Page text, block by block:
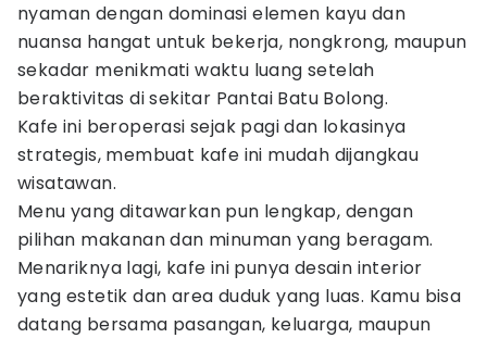
nyaman dengan dominasi elemen kayu dan
nuansa hangat untuk bekerja, nongkrong, maupun
sekadar menikmati waktu luang setelah
beraktivitas di sekitar Pantai Batu Bolong.
Kafe ini beroperasi sejak pagi dan lokasinya
strategis, membuat kafe ini mudah dijangkau
wisatawan.
Menu yang ditawarkan pun lengkap, dengan
pilihan makanan dan minuman yang beragam.
Menariknya lagi, kafe ini punya desain interior
yang estetik dan area duduk yang luas. Kamu bisa
datang bersama pasangan, keluarga, maupun